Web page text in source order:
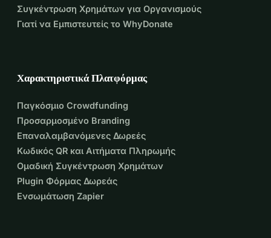
Συγκέντρωση Χρημάτων για Οργανισμούς
Γιατί να Εμπιστευτείς το WhyDonate
Χαρακτηριστικά Πλατφόρμας
Παγκόσμιο Crowdfunding
Προσαρμοσμένο Branding
Επαναλαμβανόμενες Δωρεές
Κωδικός QR και Αιτήματα Πληρωμής
Ομαδική Συγκέντρωση Χρημάτων
Plugin Φόρμας Δωρεάς
Ενσωμάτωση Zapier